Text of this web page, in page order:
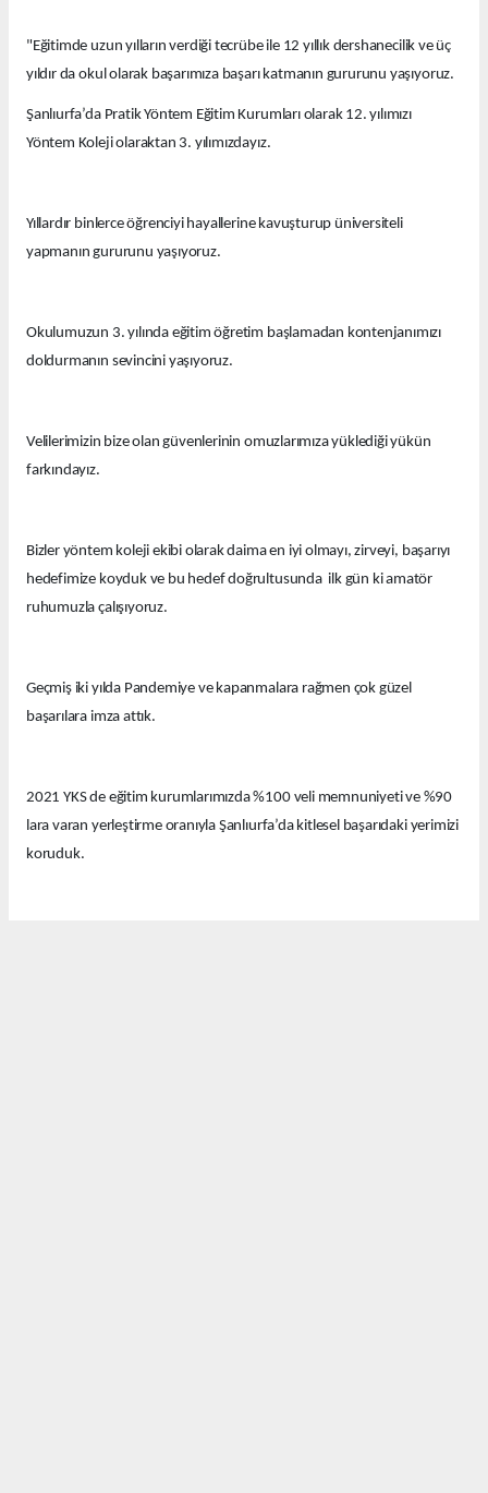
"Eğitimde uzun yılların verdiği tecrübe ile 12 yıllık dershanecilik ve üç
yıldır da okul olarak başarımıza başarı katmanın gururunu yaşıyoruz.
Şanlıurfa’da Pratik Yöntem Eğitim Kurumları olarak 12. yılımızı
Yöntem Koleji olaraktan 3. yılımızdayız.
Yıllardır binlerce öğrenciyi hayallerine kavuşturup üniversiteli
yapmanın gururunu yaşıyoruz.
Okulumuzun 3. yılında eğitim öğretim başlamadan kontenjanımızı
doldurmanın sevincini yaşıyoruz.
Velilerimizin bize olan güvenlerinin omuzlarımıza yüklediği yükün
farkındayız.
Bizler yöntem koleji ekibi olarak daima en iyi olmayı, zirveyi, başarıyı
hedefimize koyduk ve bu hedef doğrultusunda ilk gün ki amatör
ruhumuzla çalışıyoruz.
Geçmiş iki yılda Pandemiye ve kapanmalara rağmen çok güzel
başarılara imza attık.
2021 YKS de eğitim kurumlarımızda %100 veli memnuniyeti ve %90
lara varan yerleştirme oranıyla Şanlıurfa’da kitlesel başarıdaki yerimizi
koruduk.